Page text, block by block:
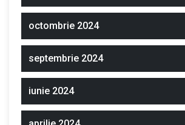
octombrie 2024
septembrie 2024
iunie 2024